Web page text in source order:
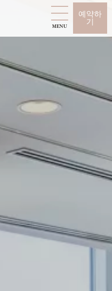
예약하
기
MENU